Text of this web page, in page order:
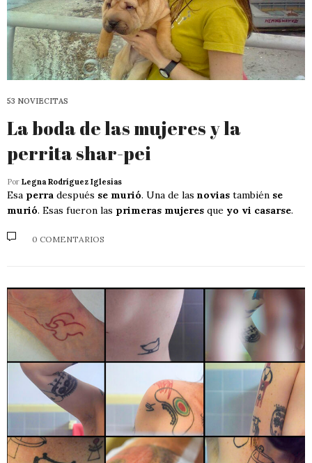
53 NOVIECITAS
La boda de las mujeres y la
perrita shar-pei
Por Legna Rodríguez Iglesias
Esa perra después se murió. Una de las novias también se
murió. Esas fueron las primeras mujeres que yo vi casarse.
0 COMENTARIOS